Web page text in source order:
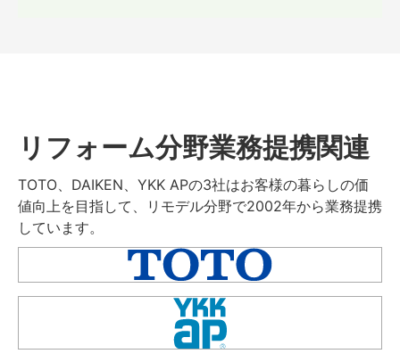
リフォーム分野業務提携関連
TOTO、DAIKEN、YKK APの3社はお客様の暮らしの価
値向上を目指して、リモデル分野で2002年から業務提携
しています。